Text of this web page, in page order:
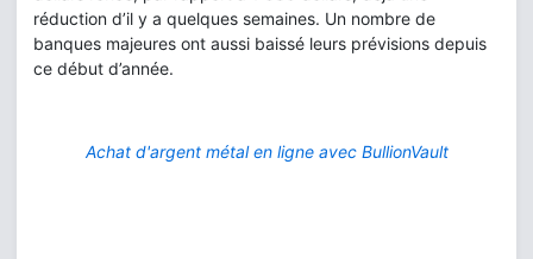
réduction d’il y a quelques semaines. Un nombre de
banques majeures ont aussi baissé leurs prévisions depuis
ce début d’année.
Achat d'argent métal en ligne avec BullionVault